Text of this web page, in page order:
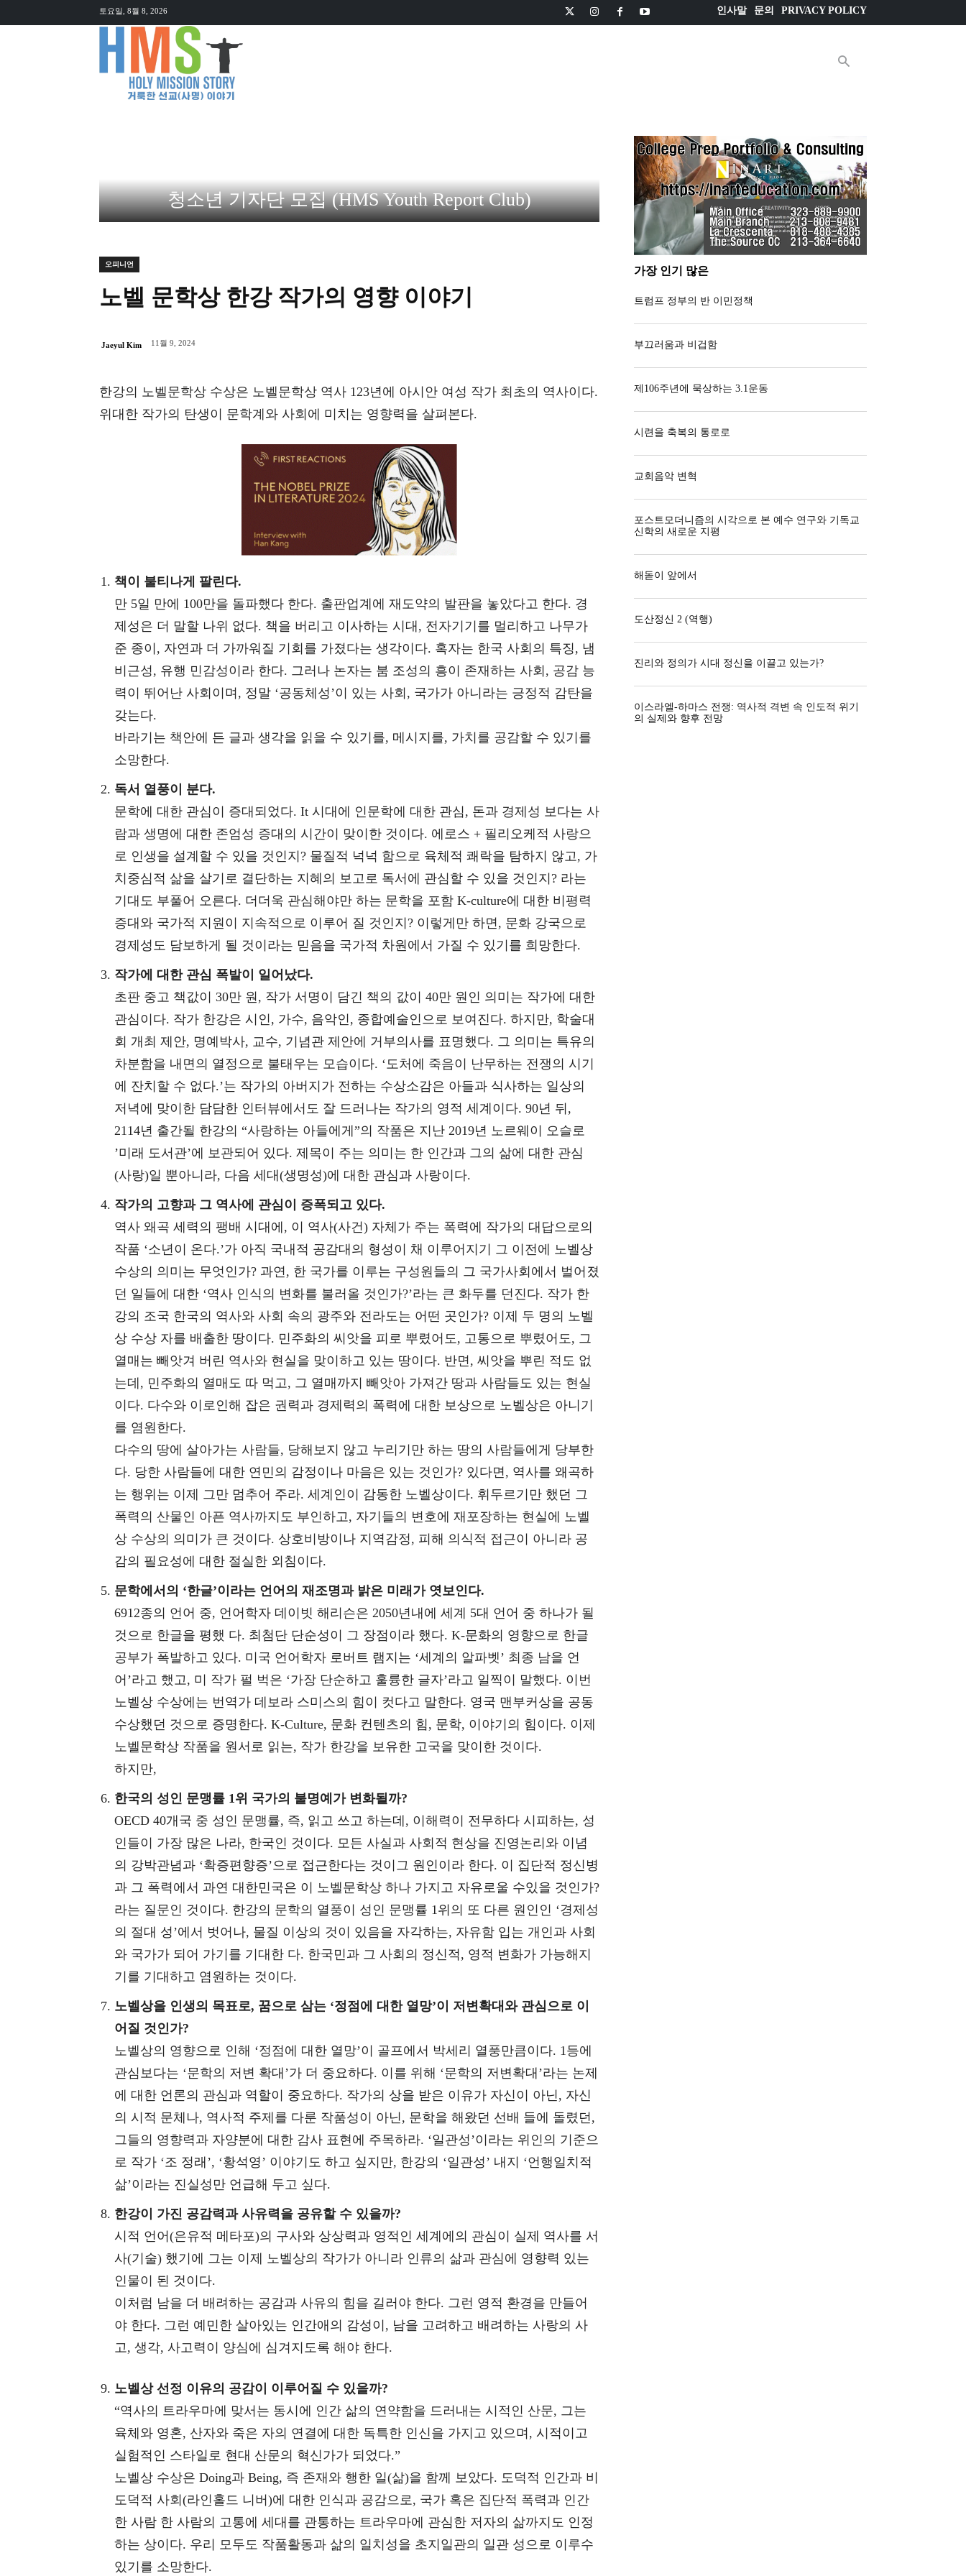
토요일, 8월 8, 2026 인사말 문의 PRIVACY POLICY
청소년 기자단 모집 (HMS Youth Report Club)
오피니언
노벨 문학상 한강 작가의 영향 이야기
Jaeyul Kim 11월 9, 2024
한강의 노벨문학상 수상은 노벨문학상 역사 123년에 아시안 여성 작가 최초의 역사이다.
위대한 작가의 탄생이 문학계와 사회에 미치는 영향력을 살펴본다.
책이 불티나게 팔린다.
만 5일 만에 100만을 돌파했다 한다. 출판업계에 재도약의 발판을 놓았다고 한다. 경
제성은 더 말할 나위 없다. 책을 버리고 이사하는 시대, 전자기기를 멀리하고 나무가
준 종이, 자연과 더 가까워질 기회를 가졌다는 생각이다. 혹자는 한국 사회의 특징, 냄
비근성, 유행 민감성이라 한다. 그러나 논자는 붐 조성의 흥이 존재하는 사회, 공감 능
력이 뛰어난 사회이며, 정말 ‘공동체성’이 있는 사회, 국가가 아니라는 긍정적 감탄을
갖는다.
바라기는 책안에 든 글과 생각을 읽을 수 있기를, 메시지를, 가치를 공감할 수 있기를
소망한다.
독서 열풍이 분다.
문학에 대한 관심이 증대되었다. It 시대에 인문학에 대한 관심, 돈과 경제성 보다는 사
람과 생명에 대한 존엄성 증대의 시간이 맞이한 것이다. 에로스 + 필리오케적 사랑으
로 인생을 설계할 수 있을 것인지? 물질적 넉넉 함으로 육체적 쾌락을 탐하지 않고, 가
치중심적 삶을 살기로 결단하는 지혜의 보고로 독서에 관심할 수 있을 것인지? 라는
기대도 부풀어 오른다. 더더욱 관심해야만 하는 문학을 포함 K-culture에 대한 비평력
증대와 국가적 지원이 지속적으로 이루어 질 것인지? 이렇게만 하면, 문화 강국으로
경제성도 담보하게 될 것이라는 믿음을 국가적 차원에서 가질 수 있기를 희망한다.
작가에 대한 관심 폭발이 일어났다.
초판 중고 책값이 30만 원, 작가 서명이 담긴 책의 값이 40만 원인 의미는 작가에 대한
관심이다. 작가 한강은 시인, 가수, 음악인, 종합예술인으로 보여진다. 하지만, 학술대
회 개최 제안, 명예박사, 교수, 기념관 제안에 거부의사를 표명했다. 그 의미는 특유의
차분함을 내면의 열정으로 불태우는 모습이다. ‘도처에 죽음이 난무하는 전쟁의 시기
에 잔치할 수 없다.’는 작가의 아버지가 전하는 수상소감은 아들과 식사하는 일상의
저녁에 맞이한 담담한 인터뷰에서도 잘 드러나는 작가의 영적 세계이다. 90년 뒤,
2114년 출간될 한강의 “사랑하는 아들에게”의 작품은 지난 2019년 노르웨이 오슬로
’미래 도서관’에 보관되어 있다. 제목이 주는 의미는 한 인간과 그의 삶에 대한 관심
(사랑)일 뿐아니라, 다음 세대(생명성)에 대한 관심과 사랑이다.
작가의 고향과 그 역사에 관심이 증폭되고 있다.
역사 왜곡 세력의 팽배 시대에, 이 역사(사건) 자체가 주는 폭력에 작가의 대답으로의
작품 ‘소년이 온다.’가 아직 국내적 공감대의 형성이 채 이루어지기 그 이전에 노벨상
수상의 의미는 무엇인가? 과연, 한 국가를 이루는 구성원들의 그 국가사회에서 벌어졌
던 일들에 대한 ‘역사 인식의 변화를 불러올 것인가?’라는 큰 화두를 던진다. 작가 한
강의 조국 한국의 역사와 사회 속의 광주와 전라도는 어떤 곳인가? 이제 두 명의 노벨
상 수상 자를 배출한 땅이다. 민주화의 씨앗을 피로 뿌렸어도, 고통으로 뿌렸어도, 그
열매는 빼앗겨 버린 역사와 현실을 맞이하고 있는 땅이다. 반면, 씨앗을 뿌린 적도 없
는데, 민주화의 열매도 따 먹고, 그 열매까지 빼앗아 가져간 땅과 사람들도 있는 현실
이다. 다수와 이로인해 잡은 권력과 경제력의 폭력에 대한 보상으로 노벨상은 아니기
를 염원한다.
다수의 땅에 살아가는 사람들, 당해보지 않고 누리기만 하는 땅의 사람들에게 당부한
다. 당한 사람들에 대한 연민의 감정이나 마음은 있는 것인가? 있다면, 역사를 왜곡하
는 행위는 이제 그만 멈추어 주라. 세계인이 감동한 노벨상이다. 휘두르기만 했던 그
폭력의 산물인 아픈 역사까지도 부인하고, 자기들의 변호에 재포장하는 현실에 노벨
상 수상의 의미가 큰 것이다. 상호비방이나 지역감정, 피해 의식적 접근이 아니라 공
감의 필요성에 대한 절실한 외침이다.
문학에서의 ‘한글’이라는 언어의 재조명과 밝은 미래가 엿보인다.
6912종의 언어 중, 언어학자 데이빗 해리슨은 2050년내에 세계 5대 언어 중 하나가 될
것으로 한글을 평했 다. 최첨단 단순성이 그 장점이라 했다. K-문화의 영향으로 한글
공부가 폭발하고 있다. 미국 언어학자 로버트 램지는 ‘세계의 알파벳’ 최종 남을 언
어’라고 했고, 미 작가 펄 벅은 ‘가장 단순하고 훌륭한 글자’라고 일찍이 말했다. 이번
노벨상 수상에는 번역가 데보라 스미스의 힘이 컷다고 말한다. 영국 맨부커상을 공동
수상했던 것으로 증명한다. K-Culture, 문화 컨텐츠의 힘, 문학, 이야기의 힘이다. 이제
노벨문학상 작품을 원서로 읽는, 작가 한강을 보유한 고국을 맞이한 것이다.
하지만,
한국의 성인 문맹률 1위 국가의 불명예가 변화될까?
OECD 40개국 중 성인 문맹률, 즉, 읽고 쓰고 하는데, 이해력이 전무하다 시피하는, 성
인들이 가장 많은 나라, 한국인 것이다. 모든 사실과 사회적 현상을 진영논리와 이념
의 강박관념과 ‘확증편향증’으로 접근한다는 것이그 원인이라 한다. 이 집단적 정신병
과 그 폭력에서 과연 대한민국은 이 노벨문학상 하나 가지고 자유로울 수있을 것인가?
라는 질문인 것이다. 한강의 문학의 열풍이 성인 문맹률 1위의 또 다른 원인인 ‘경제성
의 절대 성’에서 벗어나, 물질 이상의 것이 있음을 자각하는, 자유함 입는 개인과 사회
와 국가가 되어 가기를 기대한 다. 한국민과 그 사회의 정신적, 영적 변화가 가능해지
기를 기대하고 염원하는 것이다.
노벨상을 인생의 목표로, 꿈으로 삼는 ‘정점에 대한 열망’이 저변확대와 관심으로 이
어질 것인가?
노벨상의 영향으로 인해 ‘정점에 대한 열망’이 골프에서 박세리 열풍만큼이다. 1등에
관심보다는 ‘문학의 저변 확대’가 더 중요하다. 이를 위해 ‘문학의 저변확대’라는 논제
에 대한 언론의 관심과 역할이 중요하다. 작가의 상을 받은 이유가 자신이 아닌, 자신
의 시적 문체나, 역사적 주제를 다룬 작품성이 아닌, 문학을 해왔던 선배 들에 돌렸던,
그들의 영향력과 자양분에 대한 감사 표현에 주목하라. ‘일관성’이라는 위인의 기준으
로 작가 ‘조 정래’, ‘황석영’ 이야기도 하고 싶지만, 한강의 ‘일관성’ 내지 ‘언행일치적
삶’이라는 진실성만 언급해 두고 싶다.
한강이 가진 공감력과 사유력을 공유할 수 있을까?
시적 언어(은유적 메타포)의 구사와 상상력과 영적인 세계에의 관심이 실제 역사를 서
사(기술) 했기에 그는 이제 노벨상의 작가가 아니라 인류의 삶과 관심에 영향력 있는
인물이 된 것이다.
이처럼 남을 더 배려하는 공감과 사유의 힘을 길러야 한다. 그런 영적 환경을 만들어
야 한다. 그런 예민한 살아있는 인간애의 감성이, 남을 고려하고 배려하는 사랑의 사
고, 생각, 사고력이 양심에 심겨지도록 해야 한다.
노벨상 선정 이유의 공감이 이루어질 수 있을까?
“역사의 트라우마에 맞서는 동시에 인간 삶의 연약함을 드러내는 시적인 산문, 그는
육체와 영혼, 산자와 죽은 자의 연결에 대한 독특한 인신을 가지고 있으며, 시적이고
실험적인 스타일로 현대 산문의 혁신가가 되었다.”
노벨상 수상은 Doing과 Being, 즉 존재와 행한 일(삶)을 함께 보았다. 도덕적 인간과 비
도덕적 사회(라인홀드 니버)에 대한 인식과 공감으로, 국가 혹은 집단적 폭력과 인간
한 사람 한 사람의 고통에 세대를 관통하는 트라우마에 관심한 저자의 삶까지도 인정
하는 상이다. 우리 모두도 작품활동과 삶의 일치성을 초지일관의 일관 성으로 이루수
있기를 소망한다.
가장 인기 많은
트럼프 정부의 반 이민정책
부끄러움과 비겁함
제106주년에 묵상하는 3.1운동
시련을 축복의 통로로
교회음악 변혁
포스트모더니즘의 시각으로 본 예수 연구와 기독교
신학의 새로운 지평
해돋이 앞에서
도산정신 2 (역행)
진리와 정의가 시대 정신을 이끌고 있는가?
이스라엘-하마스 전쟁: 역사적 격변 속 인도적 위기
의 실제와 향후 전망